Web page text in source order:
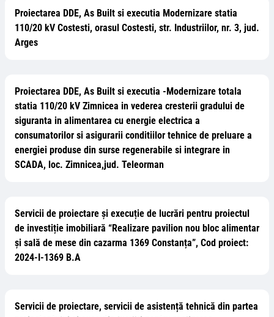
Proiectarea DDE, As Built si executia Modernizare statia
110/20 kV Costesti, orasul Costesti, str. Industriilor, nr. 3, jud.
Arges
Proiectarea DDE, As Built si executia -Modernizare totala
statia 110/20 kV Zimnicea in vederea cresterii gradului de
siguranta in alimentarea cu energie electrica a
consumatorilor si asigurarii conditiilor tehnice de preluare a
energiei produse din surse regenerabile si integrare in
SCADA, loc. Zimnicea,jud. Teleorman
Servicii de proiectare și execuție de lucrări pentru proiectul
de investiție imobiliară “Realizare pavilion nou bloc alimentar
și sală de mese din cazarma 1369 Constanța”, Cod proiect:
2024-I-1369 B.A
Servicii de proiectare, servicii de asistență tehnică din partea